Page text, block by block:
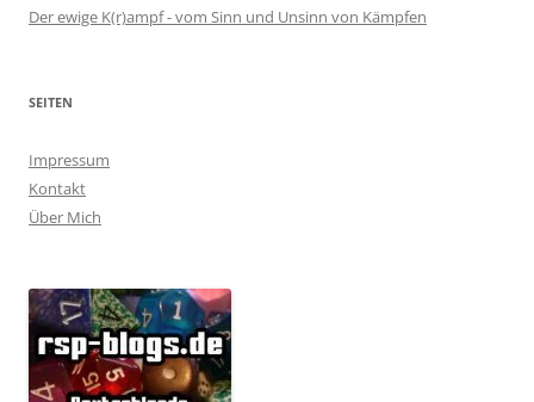
Der ewige K(r)ampf - vom Sinn und Unsinn von Kämpfen
SEITEN
Impressum
Kontakt
Über Mich